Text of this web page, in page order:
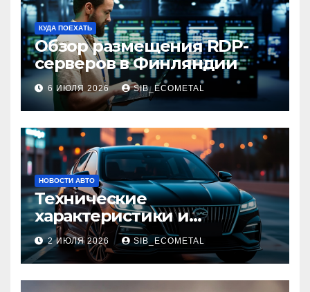
КУДА ПОЕХАТЬ
Обзор размещения RDP-
серверов в Финляндии
6 ИЮЛЯ 2026 SIB_ECOMETAL
НОВОСТИ АВТО
Технические
характеристики и
доступные комплектации
GAC Empow
2 ИЮЛЯ 2026 SIB_ECOMETAL